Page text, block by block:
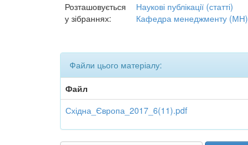
Розташовується
у зібраннях:
Наукові публікації (статті)
Кафедра менеджменту (МН)
Файли цього матеріалу:
Файл
Східна_Європа_2017_6(11).pdf